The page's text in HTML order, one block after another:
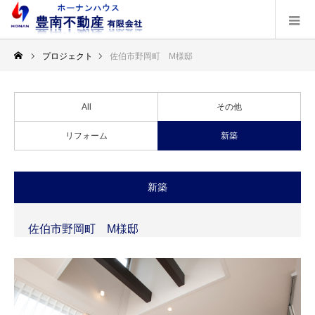
プロジェクト 佐伯市野岡町 M様邸
All その他
リフォーム 新築
新築
佐伯市野岡町 M様邸